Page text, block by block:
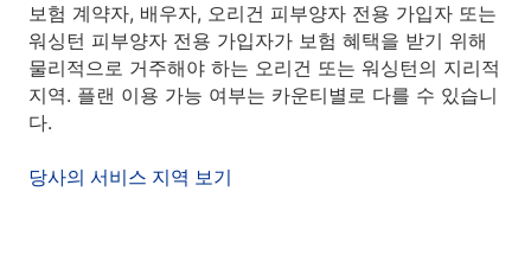
보험 계약자, 배우자, 오리건 피부양자 전용 가입자 또는
워싱턴 피부양자 전용 가입자가 보험 혜택을 받기 위해
물리적으로 거주해야 하는 오리건 또는 워싱턴의 지리적
지역. 플랜 이용 가능 여부는 카운티별로 다를 수 있습니
다.
당사의 서비스 지역 보기